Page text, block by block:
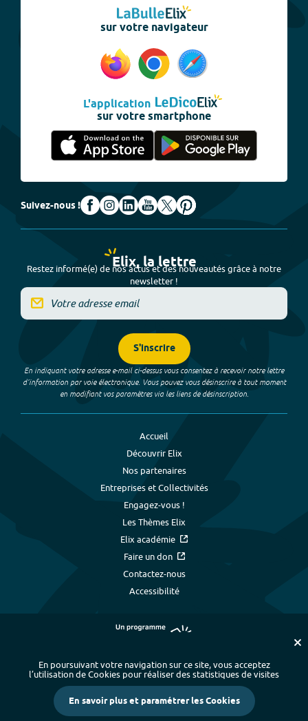
sur votre navigateur
L'application
sur votre smartphone
Suivez-nous !
Elix, la lettre
Restez informé(e) de nos actus et des nouveautés grâce à notre
newsletter !
S'inscrire
En indiquant votre adresse e-mail ci-dessus vous consentez à recevoir notre lettre
d’information par voie électronique. Vous pouvez vous désinscrire à tout moment
en modifiant vos paramètres via les liens de désinscription.
Accueil
Découvrir Elix
Nos partenaires
Entreprises et Collectivités
Engagez-vous !
Les Thèmes Elix
Elix académie
Faire un don
Contactez-nous
Accessibilité
Plan du site - Index alphabétique
-
Mentions légales et données personnelles
- Paramétrer les cookies
Crédits
En poursuivant votre navigation sur ce site, vous acceptez
l’utilisation de Cookies pour réaliser des statistiques de visites
En savoir plus et paramétrer les Cookies